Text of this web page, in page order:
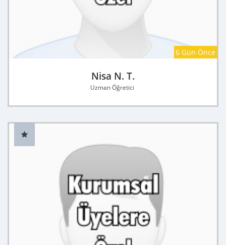
6 Gün Önce
Nisa N. T.
Uzman Öğretici